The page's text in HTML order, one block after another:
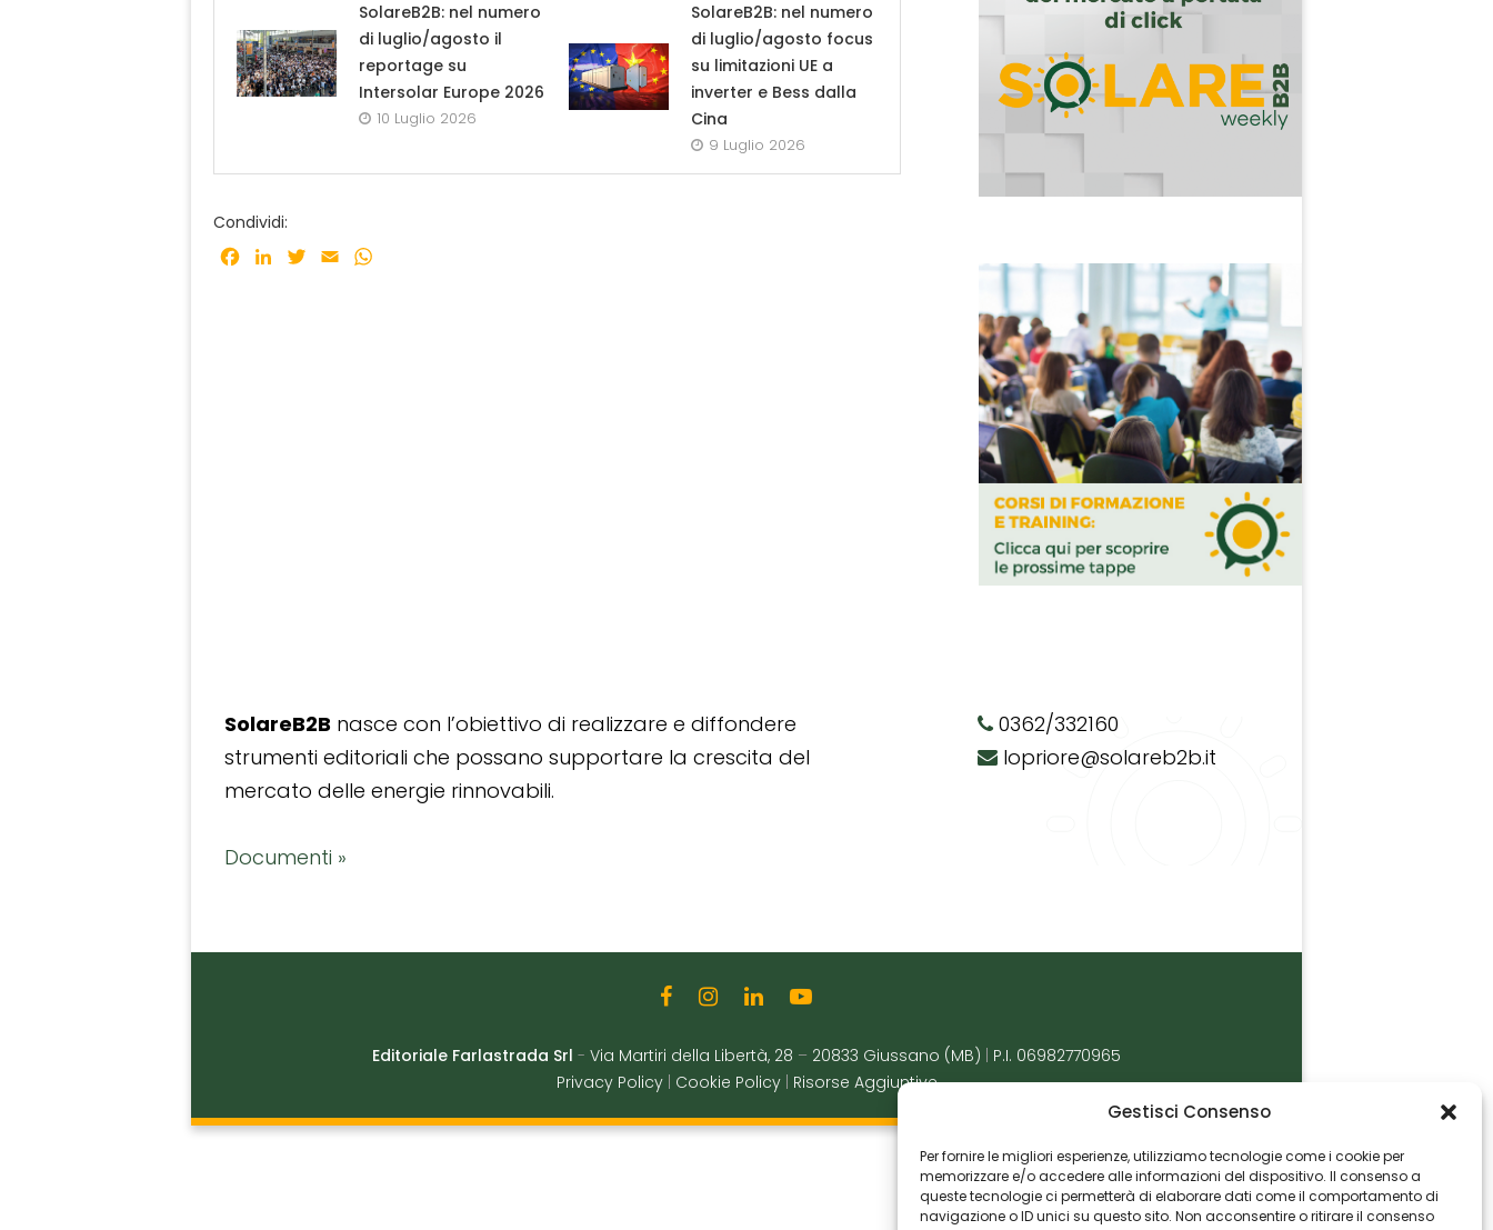
Gestisci Consenso
Per fornire le migliori esperienze, utilizziamo tecnologie come i cookie per
memorizzare e/o accedere alle informazioni del dispositivo. Il consenso a
queste tecnologie ci permetterà di elaborare dati come il comportamento di
navigazione o ID unici su questo sito. Non acconsentire o ritirare il consenso
SolareB2B: nel numero
di luglio/agosto il
reportage su
Intersolar Europe 2026
10 Luglio 2026
SolareB2B: nel numero
di luglio/agosto focus
su limitazioni UE a
inverter e Bess dalla
Cina
9 Luglio 2026
Condividi:
Facebook
LinkedInTwitter
Email
SolareB2B nasce con l’obiettivo di realizzare e diffondere
strumenti editoriali che possano supportare la crescita del
mercato delle energie rinnovabili.
Documenti »
0362/332160
lopriore@solareb2b.it
Editoriale Farlastrada Srl - Via Martiri della Libertà, 28 – 20833 Giussano (MB)
P.I. 06982770965
Privacy Policy
Cookie Policy Risorse Aggiuntive